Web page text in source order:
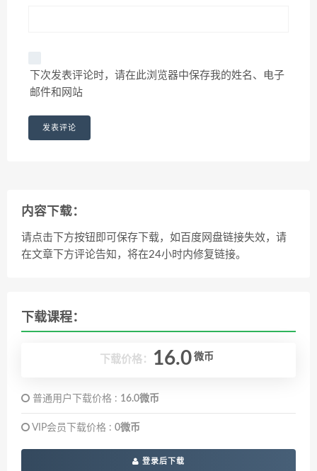
下次发表评论时，请在此浏览器中保存我的姓名、电子
邮件和网站
内容下载：
请点击下方按钮即可保存下载，如百度网盘链接失效，请
在文章下方评论告知，将在24小时内修复链接。
下载课程：
下载价格： 16.0 微币
普通用户下载价格 : 16.0微币
VIP会员下载价格 : 0微币
登录后下载